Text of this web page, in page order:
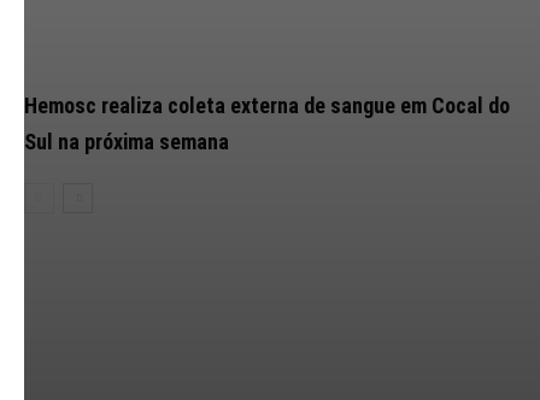
Hemosc realiza coleta externa de sangue em Cocal do
Sul na próxima semana